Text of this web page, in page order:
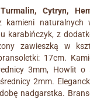
Cytryn,
kamieni naturalnych
karabińczyk, z
zawieszką w
17cm.
3mm, Howlit
2mm.
nadgarstka.